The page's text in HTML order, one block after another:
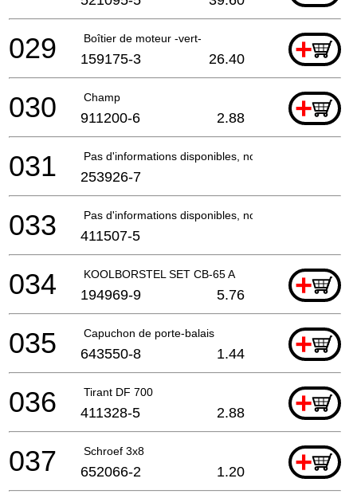
Boîtier de moteur -vert- +
029 159175-3 26.40
Champ +
030 911200-6 2.88
Pas d'informations disponibles, non commandable
031 253926-7
Pas d'informations disponibles, non commandable
033 411507-5
KOOLBORSTEL SET CB-65 A +
034 194969-9 5.76
Capuchon de porte-balais +
035 643550-8 1.44
Tirant DF 700 +
036 411328-5 2.88
Schroef 3x8 +
037 652066-2 1.20